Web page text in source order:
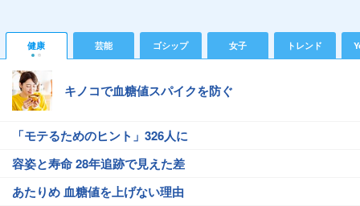
健康 芸能 ゴシップ 女子 トレンド
キノコで血糖値スパイクを防ぐ
「モテるためのヒント」326人に
容姿と寿命 28年追跡で見えた差
あたりめ 血糖値を上げない理由